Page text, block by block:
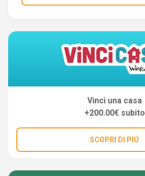
Vinci una casa
+200.00€ subito
SCOPRI DI PIÚ